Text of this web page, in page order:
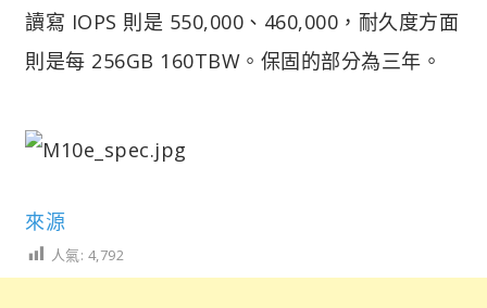
讀寫 IOPS 則是 550,000、460,000，耐久度方面
則是每 256GB 160TBW。保固的部分為三年。
來源
人氣: 4,792